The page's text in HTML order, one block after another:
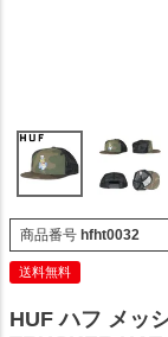
商品番号 hfht0032
送料無料
HUF ハフ メッ